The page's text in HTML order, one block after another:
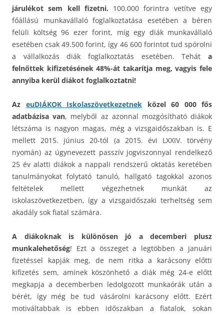
járulékot sem kell fizetni. 100.000 forintra vetítve egy
főállású munkavállaló foglalkoztatása esetében a béren
felüli költség 96 ezer forint, míg egy diák munkavállaló
esetében csak 49.500 forint, így 46 600 forintot tud spórolni
a vállalkozás diák foglalkoztatás esetében. Tehát a
felnőttek kifizetésének 48%-át takarítja meg, vagyis fele
annyiba kerül diákot foglalkoztatni!
Az euDIÁKOK Iskolaszövetkezetnek közel 60 000 fős
adatbázisa van, melyből az azonnal mozgósítható diákok
létszáma is nagyon magas, még a vizsgaidőszakban is. E
mellett 2015. június 20-tól (a 2015. évi LXXIV. törvény
nyomán) az úgynevezett passzív jogviszonnyal rendelkező
25 év alatti diákok a nappali rendszerű oktatás keretében
tanulmányokat folytató tanuló, hallgató tagokkal azonos
feltételek mellett végezhetnek munkát az
iskolaszövetkezetben, így a vizsgaidőszaki terheltség sem
akadály sok fiatal számára.
A diákoknak is különösen jó a decemberi plusz
munkalehetőség! Ezt a összeget a legtöbben a januári
fizetéssel kapják meg, de nem ritka a karácsony előtti
kifizetés sem, aminek köszönhető a diák még 24-e előtt
megkapja a decemberben ledolgozott munkaórák után a
bérét, így még be tud vásárolni karácsony előtt. Ezért
motiváltabbak is ebben időszakban a fiatalok, sokan